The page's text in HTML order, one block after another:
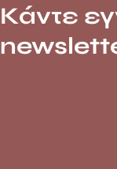
Κάντε